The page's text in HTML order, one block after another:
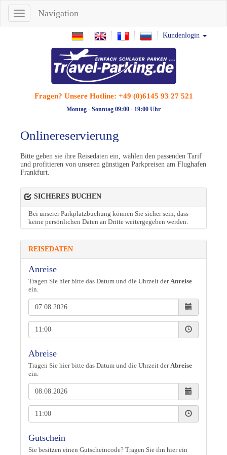
NavigationNavigation
Kundenlogin
Fragen? Unsere Hotline: +49 (0)6145 93 27 521
Montag - Sonntag 09:00 - 19:00 Uhr
Onlinereservierung
Bitte geben sie ihre Reisedaten ein, wählen den passenden Tarif
und profitieren von unseren günstigen Parkpreisen am Flughafen
Frankfurt.
SICHERES BUCHEN
Bei unserer Parkplatzbuchung können Sie sicher sein, dass
keine persönlichen Daten an Dritte weitergegeben werden.
REISEDATEN
Anreise
Tragen Sie hier bitte das Datum und die Uhrzeit derAnreise
ein.
Abreise
Tragen Sie hier bitte das Datum und die Uhrzeit derAbreise
ein.
Gutschein
Sie besitzen einen Gutscheincode? Tragen Sie ihn hier ein